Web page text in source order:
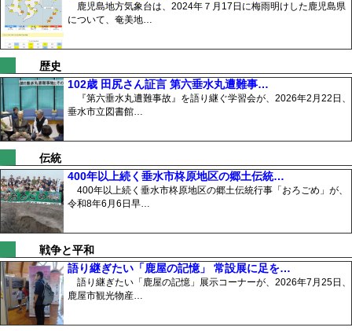
鹿児島地方気象台は、2024年７月17日に梅雨明けした鹿児島県
について、奄美地…
歴史
102歳 田尻さん証言 第六垂水丸遭難事…
『第六垂水丸遭難事故』を語り継ぐ学習会が、2026年2月22日、
垂水市立図書館…
伝統
400年以上続く垂水市柊原地区の郷土伝統…
400年以上続く垂水市柊原地区の郷土伝統行事「おろごめ」が、
令和8年6月6日早…
戦争と平和
語り継ぎたい「鹿屋の記憶」 常設展に足を…
語り継ぎたい「鹿屋の記憶」展示コーナーが、2026年7月25日、
鹿屋市観光物産…